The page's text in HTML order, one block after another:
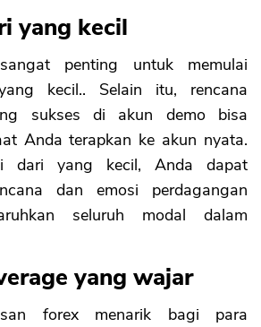
yang kecil
penting untuk memulai
kecil.. Selain itu, rencana
sukses di akun demo bisa
Anda terapkan ke akun nyata.
dari yang kecil, Anda dapat
dan emosi perdagangan
seluruh modal dalam
yang wajar
forex menarik bagi para
OK